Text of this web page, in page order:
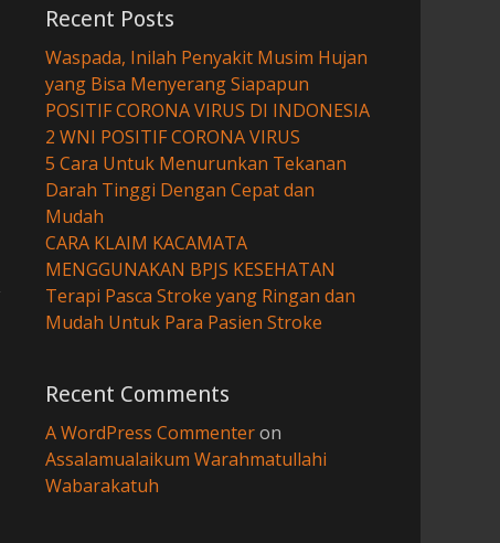
Recent Posts
Waspada, Inilah Penyakit Musim Hujan
yang Bisa Menyerang Siapapun
POSITIF CORONA VIRUS DI INDONESIA
2 WNI POSITIF CORONA VIRUS
5 Cara Untuk Menurunkan Tekanan
Darah Tinggi Dengan Cepat dan
Mudah
CARA KLAIM KACAMATA
MENGGUNAKAN BPJS KESEHATAN
Terapi Pasca Stroke yang Ringan dan
Mudah Untuk Para Pasien Stroke
Recent Comments
A WordPress Commenteron
Assalamualaikum Warahmatullahi
Wabarakatuh